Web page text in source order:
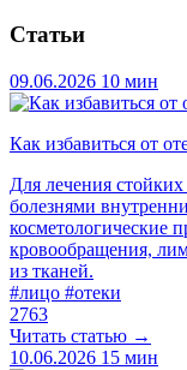
Статьи
09.06.2026 10 мин
Как избавиться от
Для лечения
болезнями
косметологические
кровообращения,
из тканей.
#лицо #отеки
2763
Читать статью →
10.06.2026 15 мин